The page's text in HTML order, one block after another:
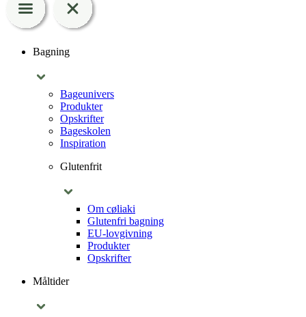
Bagning
Bageunivers
Produkter
Opskrifter
Bageskolen
Inspiration
Glutenfrit
Om cøliaki
Glutenfri bagning
EU-lovgivning
Produkter
Opskrifter
Måltider